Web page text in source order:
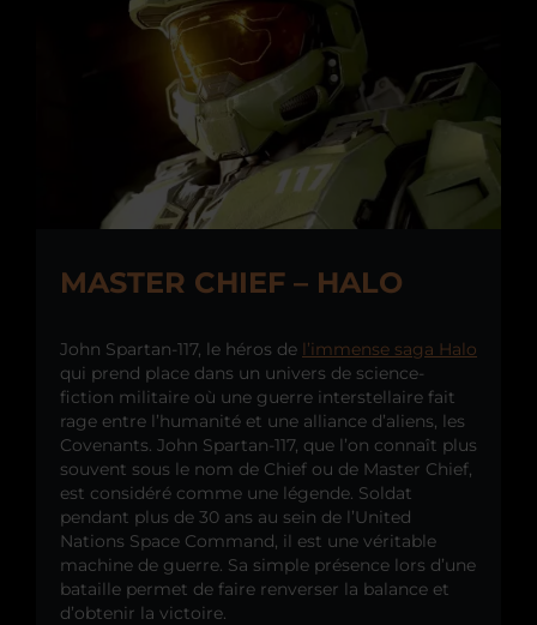
MASTER CHIEF – HALO
John Spartan-117, le héros de l’immense saga Halo
qui prend place dans un univers de science-
fiction militaire où une guerre interstellaire fait
rage entre l’humanité et une alliance d’aliens, les
Covenants. John Spartan-117, que l’on connaît plus
souvent sous le nom de Chief ou de Master Chief,
est considéré comme une légende. Soldat
pendant plus de 30 ans au sein de l’United
Nations Space Command, il est une véritable
machine de guerre. Sa simple présence lors d’une
bataille permet de faire renverser la balance et
d’obtenir la victoire.